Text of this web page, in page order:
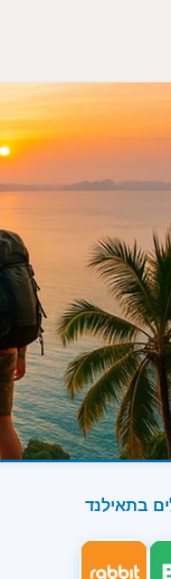
בתאילנד